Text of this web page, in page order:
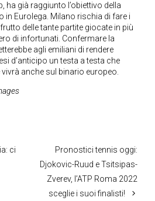
ha già raggiunto l’obiettivo della
in Eurolega. Milano rischia di fare i
delle tante partite giocate in più
di infortunati. Confermare la
agli emiliani di rendere
d’anticipo un testa a testa che
anche sul binario europeo.
ci
Pronostici tennis oggi:
Djokovic-Ruud e Tsitsipas-
Zverev, l’ATP Roma 2022
sceglie i suoi finalisti!